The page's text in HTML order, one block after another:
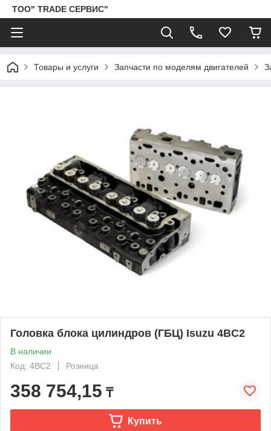
ТОО" TRADE СЕРВИС"
Товары и услуги Запчасти по моделям двигателей
Головка блока цилиндров (ГБЦ) Isuzu 4BC2
В наличии
Код: 4BC2
Розница
358 754,15 ₸
Купить